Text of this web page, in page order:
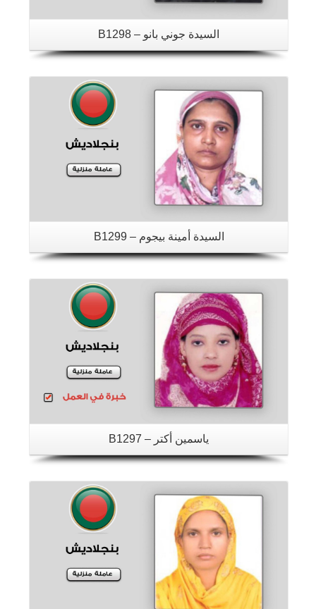
السيدة جوني بانو – B1298
السيدة أمينة بيجوم – B1299
ياسمين أكتر – B1297